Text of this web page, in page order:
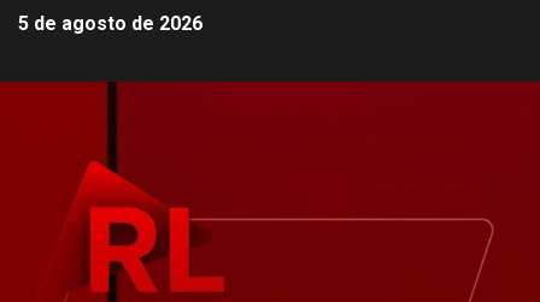
5 de agosto de 2026